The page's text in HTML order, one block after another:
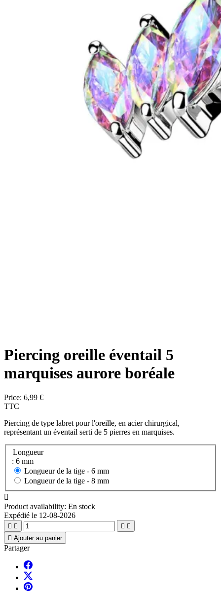
Piercing oreille éventail 5
marquises aurore boréale
Price: 6,99 €
TTC
Piercing de type labret pour l'oreille, en acier chirurgical,
représentant un éventail serti de 5 pierres en marquises.
Longueur
: 6 mm
Longueur de la tige - 6 mm
Longueur de la tige - 8 mm

Product availability: En stock
Expédié le 12-08-2026
   
 Ajouter au panier
Partager